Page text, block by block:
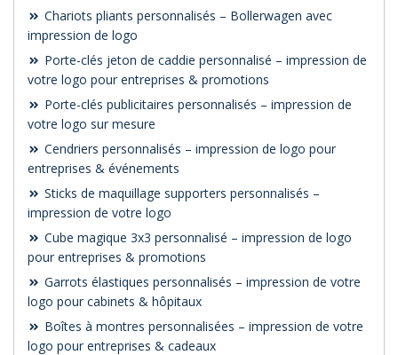
Chariots pliants personnalisés – Bollerwagen avec
impression de logo
Porte-clés jeton de caddie personnalisé – impression de
votre logo pour entreprises & promotions
Porte-clés publicitaires personnalisés – impression de
votre logo sur mesure
Cendriers personnalisés – impression de logo pour
entreprises & événements
Sticks de maquillage supporters personnalisés –
impression de votre logo
Cube magique 3x3 personnalisé – impression de logo
pour entreprises & promotions
Garrots élastiques personnalisés – impression de votre
logo pour cabinets & hôpitaux
Boîtes à montres personnalisées – impression de votre
logo pour entreprises & cadeaux